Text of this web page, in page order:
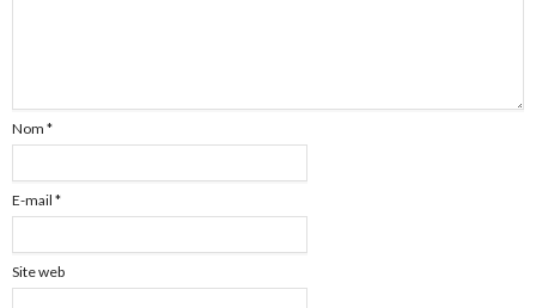
Nom *
E-mail *
Site web